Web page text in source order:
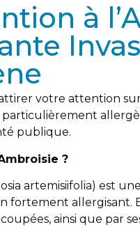
à
votre attention
particulièrement
publique.
?
artemisiifolia) est
fortement allergisant.
ainsi que par